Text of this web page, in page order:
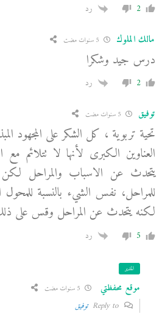
2 رد
مالك الملوك
درس جيد وشكرا
2 رد
توفيق
تحية تربوية ، كل الشكر على المجهود
العناوين الكبرى لأنها لا تتلائم مع
يتحدث عن الاسباب والمراحل
للمراحل، نفس الشيء بالنسبة للمحول
لكنه يتحدث عن المراحل وقس على
5 رد
المدير
موقع محفظتي
Reply to توفيق